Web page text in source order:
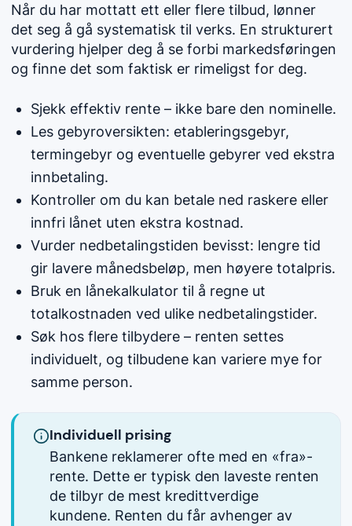
Når du har mottatt ett eller flere tilbud, lønner
det seg å gå systematisk til verks. En strukturert
vurdering hjelper deg å se forbi markedsføringen
og finne det som faktisk er rimeligst for deg.
Sjekk effektiv rente – ikke bare den nominelle.
Les gebyroversikten: etableringsgebyr,
termingebyr og eventuelle gebyrer ved ekstra
innbetaling.
Kontroller om du kan betale ned raskere eller
innfri lånet uten ekstra kostnad.
Vurder nedbetalingstiden bevisst: lengre tid
gir lavere månedsbeløp, men høyere totalpris.
Bruk en lånekalkulator til å regne ut
totalkostnaden ved ulike nedbetalingstider.
Søk hos flere tilbydere – renten settes
individuelt, og tilbudene kan variere mye for
samme person.
Individuell prising
Bankene reklamerer ofte med en «fra»-
rente. Dette er typisk den laveste renten
de tilbyr de mest kredittverdige
kundene. Renten du får avhenger av